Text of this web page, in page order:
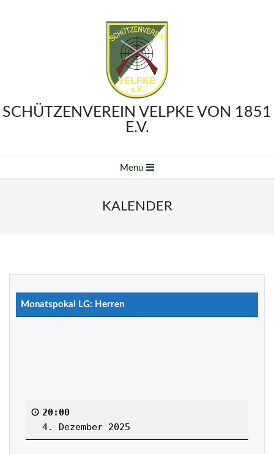
SCHÜTZENVEREIN VELPKE VON 1851
E.V.
Navigation
Menu
KALENDER
Monatspokal LG: Herren
20:00
4. Dezember 2025